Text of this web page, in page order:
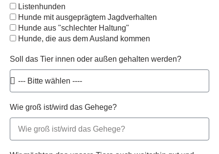
Listenhunden
Hunde mit ausgeprägtem Jagdverhalten
Hunde aus "schlechter Haltung"
Hunde, die aus dem Ausland kommen
Soll das Tier innen oder außen gehalten werden?
Wie groß ist/wird das Gehege?